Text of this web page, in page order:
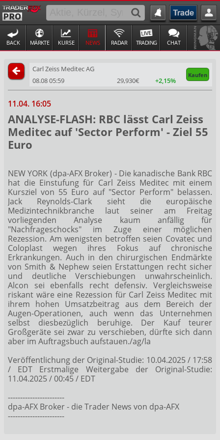
BACK MÄRKTE KURSE NEWS RADAR TRADING CHAT
Carl Zeiss Meditec AG
Kaufen
08.08 05:59 29,930€ +2,15%
11.04. 16:05
ANALYSE-FLASH: RBC lässt Carl Zeiss
Meditec auf 'Sector Perform' - Ziel 55
Euro
NEW YORK (dpa-AFX Broker) - Die kanadische Bank RBC
hat die Einstufung für Carl Zeiss Meditec mit einem
Kursziel von 55 Euro auf "Sector Perform" belassen.
Jack Reynolds-Clark sieht die europäische
Medizintechnikbranche laut seiner am Freitag
vorliegenden Analyse kaum anfällig für
"Nachfrageschocks" im Zuge einer möglichen
Rezession. Am wenigsten betroffen seien Covatec und
Coloplast wegen ihres Fokus auf chronische
Erkrankungen. Auch in den chirurgischen Endmärkte
von Smith & Nephew seien Erstattungen recht sicher
und deutliche Verschiebungen unwahrscheinlich.
Alcon sei ebenfalls recht defensiv. Vergleichsweise
riskant wäre eine Rezession für Carl Zeiss Meditec mit
ihrem hohen Umsatzbeitrag aus dem Bereich der
Augen-Operationen, auch wenn das Unternehmen
selbst diesbezüglich beruhige. Der Kauf teurer
Großgeräte sei zwar zu verschieben, dürfte sich dann
aber im Auftragsbuch aufstauen./ag/la
Veröffentlichung der Original-Studie: 10.04.2025 / 17:58
/ EDT Erstmalige Weitergabe der Original-Studie:
11.04.2025 / 00:45 / EDT
-----------------------
dpa-AFX Broker - die Trader News von dpa-AFX
-----------------------